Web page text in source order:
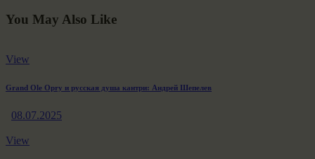
You May Also Like
View
Grand Ole Opry и русская душа кантри: Андрей Шепелев
08.07.2025
View